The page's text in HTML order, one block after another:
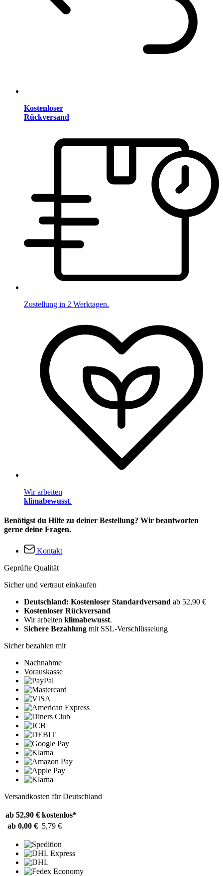
Kostenloser
Rückversand
Zustellung in 2 Werktagen.
Wir arbeiten
klimabewusst.
Benötigst du Hilfe zu deiner Bestellung? Wir beantworten
gerne deine Fragen.
Kontakt
Geprüfte Qualität
Sicher und vertraut einkaufen
Deutschland: Kostenloser Standardversand ab 52,90 €
Kostenloser Rückversand
Wir arbeiten klimabewusst.
Sichere Bezahlung mit SSL-Verschlüsselung
Sicher bezahlen mit
Nachnahme
Vorauskasse
Versandkosten für Deutschland
ab 52,90 € kostenlos*
ab 0,00 € 5,79 €